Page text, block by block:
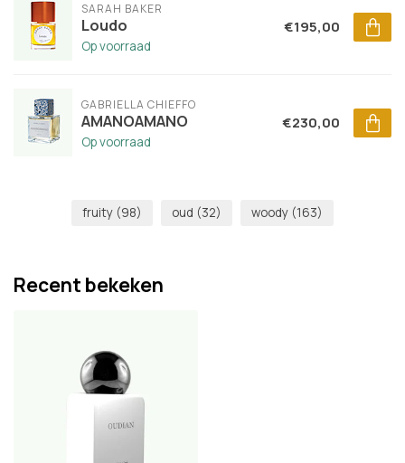
SARAH BAKER
Loudo
Op voorraad
€195,00
GABRIELLA CHIEFFO
AMANOAMANO
Op voorraad
€230,00
fruity (98) oud (32) woody (163)
Recent bekeken